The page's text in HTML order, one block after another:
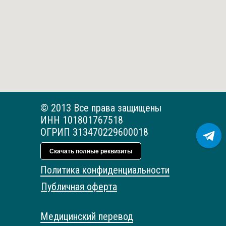
© 2013 Все права защищены
ИНН 101801767518
ОГРИП 313470229600018
Политика конфиденциальности
Скачать полные реквизиты
Медицинский перевод
Публичная оферта